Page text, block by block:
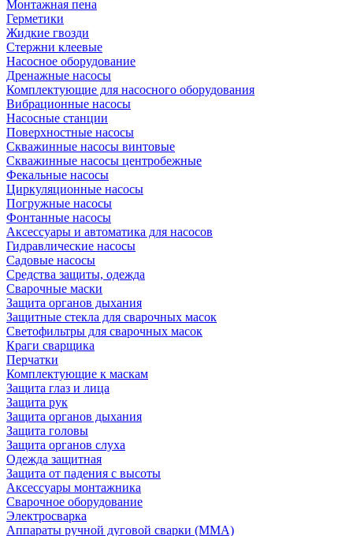
Монтажная пена
Герметики
Жидкие гвозди
Стержни клеевые
Насосное оборудование
Дренажные насосы
Комплектующие для насосного оборудования
Вибрационные насосы
Насосные станции
Поверхностные насосы
Скважинные насосы винтовые
Скважинные насосы центробежные
Фекальные насосы
Циркуляционные насосы
Погружные насосы
Фонтанные насосы
Аксессуары и автоматика для насосов
Гидравлические насосы
Садовые насосы
Средства защиты, одежда
Сварочные маски
Защита органов дыхания
Защитные стекла для сварочных масок
Светофильтры для сварочных масок
Краги сварщика
Перчатки
Комплектующие к маскам
Защита глаз и лица
Защита рук
Защита органов дыхания
Защита головы
Защита органов слуха
Одежда защитная
Защита от падения с высоты
Аксессуары монтажника
Сварочное оборудование
Электросварка
Аппараты ручной дуговой сварки (MMA)